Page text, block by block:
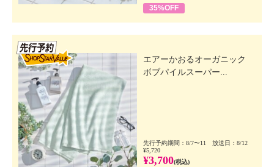
35%OFF
エアーかおるオーガニック
ボブパイルスーパー...
先行予約期間：8/7〜11 放送日：8/12
¥5,720
¥3,700(税込)